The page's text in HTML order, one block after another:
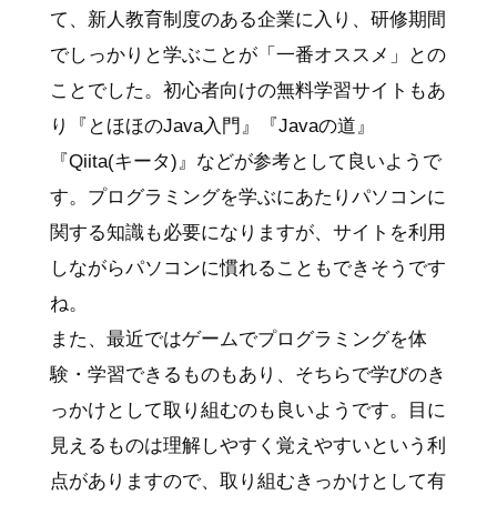
て、新人教育制度のある企業に入り、研修期間
でしっかりと学ぶことが「一番オススメ」との
ことでした。初心者向けの無料学習サイトもあ
り『とほほのJava入門』『Javaの道』
『Qiita(キータ)』などが参考として良いようで
す。プログラミングを学ぶにあたりパソコンに
関する知識も必要になりますが、サイトを利用
しながらパソコンに慣れることもできそうです
ね。
また、最近ではゲームでプログラミングを体
験・学習できるものもあり、そちらで学びのき
っかけとして取り組むのも良いようです。目に
見えるものは理解しやすく覚えやすいという利
点がありますので、取り組むきっかけとして有